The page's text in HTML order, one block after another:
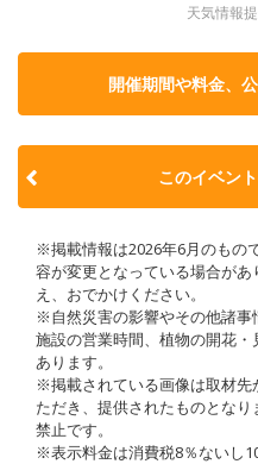
天気情報
開催期間や料金、
このイベン
※掲載情報は2026年6月のもの
容が変更となっている場合が
え、おでかけください。
※自然災害の影響やその他諸事
施設の営業時間、植物の開花
あります。
※掲載されている画像は取材
ただき、提供されたものとな
禁止です。
※表示料金は消費税8％ないし